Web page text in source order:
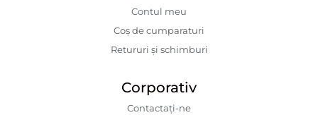
Contul meu
Coș de cumparaturi
Retururi și schimburi
Corporativ
Contactaţi-ne